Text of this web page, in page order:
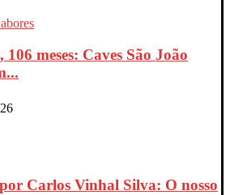
106 meses: Caves São João
Carlos Vinhal Silva: O nosso